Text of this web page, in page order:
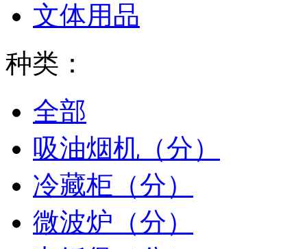
文体用品
种类：
全部
吸油烟机（分）
冷藏柜（分）
微波炉（分）